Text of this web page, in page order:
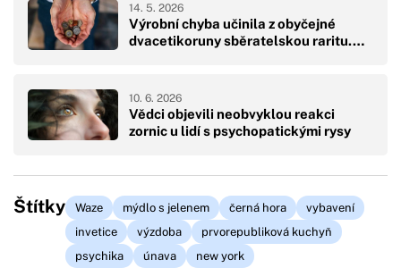
Výrobní chyba učinila z obyčejné
dvacetikoruny sběratelskou raritu.…
14. 5. 2026
Vědci objevili neobvyklou reakci
zornic u lidí s psychopatickými rysy
10. 6. 2026
Štítky Waze mýdlo s jelenem černá hora
vybavení
invetice
výzdoba
prvorepubliková kuchyň
psychika
únava new york